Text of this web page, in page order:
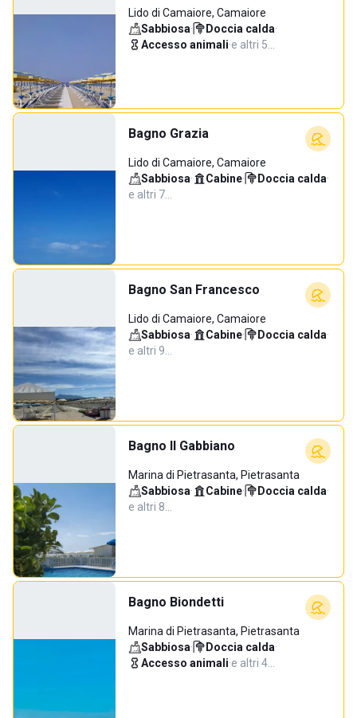
Lido di Camaiore, Camaiore
Sabbiosa· Doccia calda·
Accesso animali·e altri 5…
Bagno Grazia
Lido di Camaiore, Camaiore
Sabbiosa· Cabine· Doccia calda·
e altri 7…
Bagno San Francesco
Lido di Camaiore, Camaiore
Sabbiosa· Cabine· Doccia calda·
e altri 9…
Bagno Il Gabbiano
Marina di Pietrasanta, Pietrasanta
Sabbiosa· Cabine· Doccia calda·
e altri 8…
Bagno Biondetti
Marina di Pietrasanta, Pietrasanta
Sabbiosa· Doccia calda·
Accesso animali·e altri 4…